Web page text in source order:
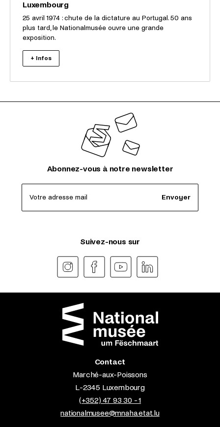
Luxembourg
25 avril 1974 : chute de la dictature au Portugal. 50 ans
plus tard, le Nationalmusée ouvre une grande
exposition.
+ Infos
Abonnez-vous à notre newsletter
Votre adresse mail Envoyer
Suivez-nous sur
Contact
Marché-aux-Poissons
L-2345 Luxembourg
(+352) 47 93 30 - 1
nationalmusee@mnaha.etat.lu